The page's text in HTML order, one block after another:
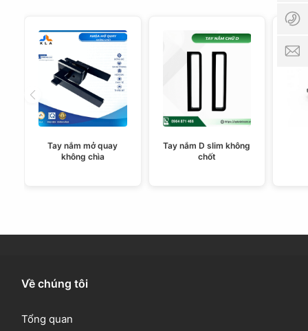
Tay nắm mở quay
không chìa
Tay nắm D slim không
chốt
Về chúng tôi
Tổng quan
PM